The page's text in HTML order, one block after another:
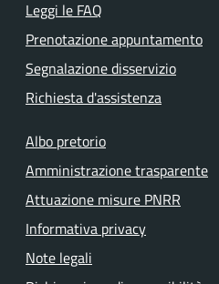
Leggi le FAQ
Prenotazione appuntamento
Segnalazione disservizio
Richiesta d'assistenza
Albo pretorio
Amministrazione trasparente
Attuazione misure PNRR
Informativa privacy
Note legali